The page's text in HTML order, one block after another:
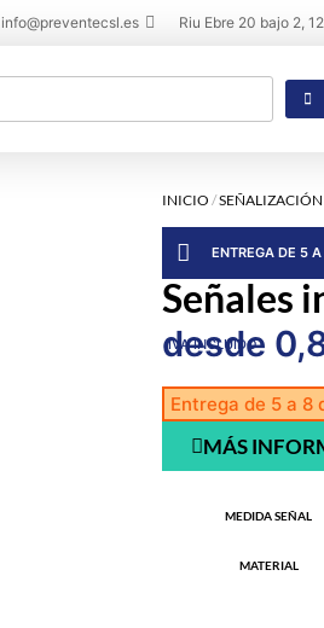
info@preventecsl.es Riu Ebre 20 bajo 2,
INICIO /SEÑALIZACIÓN
ENTREGA DE 5
Señales
desde
IVA INCLUIDO
Entrega de 5 a 8
MÁS
MEDIDA SEÑAL
MATERIAL